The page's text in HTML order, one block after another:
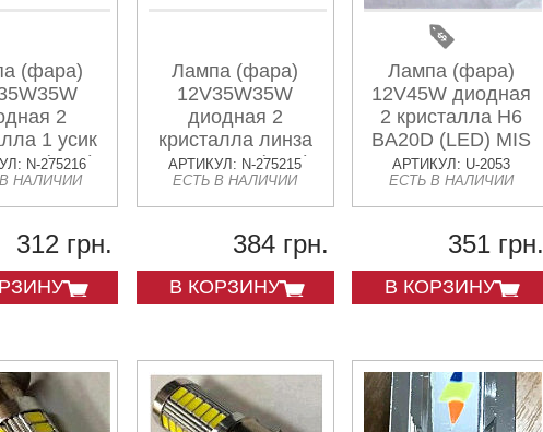
(фара)
2
1 усик
1 (LED)
AMG
N-275216
НАЛИЧИИ
312 грн.
Лампа (фара)
12V35W35W
диодная 2
кристалла линза
Н6 BA20D (LED)
AMG
АРТИКУЛ: N-275215
ЕСТЬ В НАЛИЧИИ
384 грн.
В КОРЗИНУ
Лампа (фара)
12V45W диодная
2 кристалла Н6
BA20D (LED) MIS
АРТИКУЛ: U-2053
ЕСТЬ В НАЛИЧИИ
351 грн.
В КОРЗИНУ